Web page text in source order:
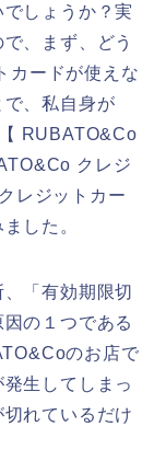
しょうか？実
、まず、どう
カードが使えな
、私自身が
RUBATO&Co
クレジ
レジットカー
した。
「有効期限切
の１つである
のお店で
生してしまっ
れているだけ